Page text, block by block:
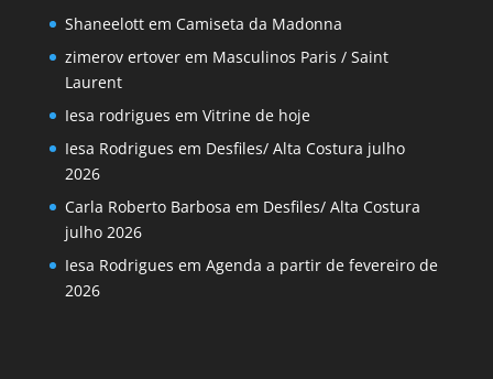
Shaneelottem Camiseta da Madonna
zimerov ertoverem Masculinos Paris / Saint
Laurent
Iesa rodrigues em Vitrine de hoje
Iesa Rodrigues em Desfiles/ Alta Costura julho
2026
Carla Roberto Barbosa em Desfiles/ Alta Costura
julho 2026
Iesa Rodrigues em Agenda a partir de fevereiro de
2026